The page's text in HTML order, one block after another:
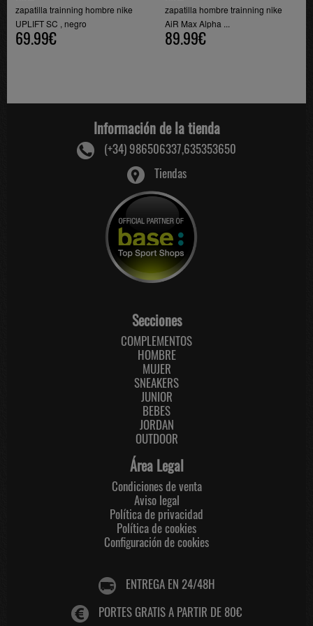
zapatilla trainning hombre nike
UPLIFT SC , negro
69.99€
zapatilla hombre trainning nike
AiR Max Alpha ...
89.99€
Información de la tienda
(+34) 986506337,635353650
Tiendas
Secciones
COMPLEMENTOS
HOMBRE
MUJER
SNEAKERS
JUNIOR
BEBES
JORDAN
OUTDOOR
Área Legal
Condiciones de venta
Aviso legal
Política de privacidad
Política de cookies
Configuración de cookies
ENTREGA EN 24/48H
PORTES GRATIS A PARTIR DE 80€